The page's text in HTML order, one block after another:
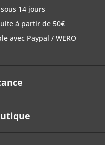
14 jours
à partir de 50€
avec Paypal / WERO